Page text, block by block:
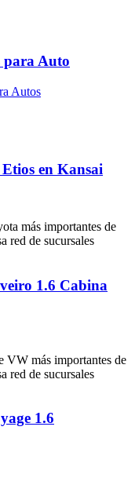
para Auto
Autos
en Kansai
más importantes de
red de sucursales
1.6 Cabina
VW más importantes de
red de sucursales
1.6